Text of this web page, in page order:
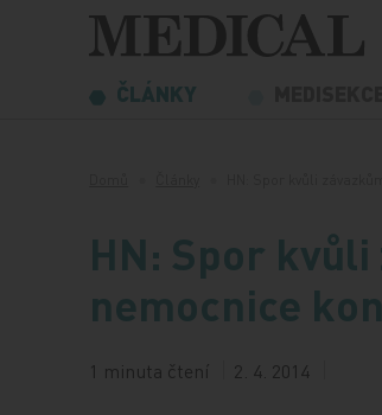
Přeskočit na obsah
ČLÁNKY
HN: Spor
nemocnice
1 minuta čtení 2. 4. 2014